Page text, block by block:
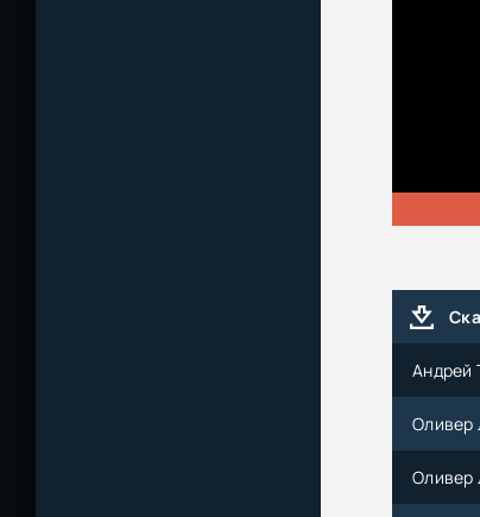
Андрей
Оливер
Оливер